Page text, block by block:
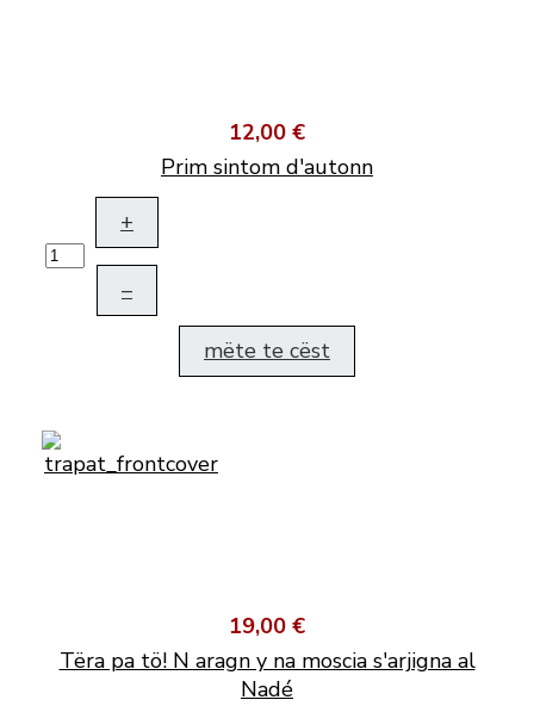
12,00 €
Prim sintom d'autonn
+
–
mëte te cëst
19,00 €
Tëra pa tö! N aragn y na moscia s'arjigna al
Nadé